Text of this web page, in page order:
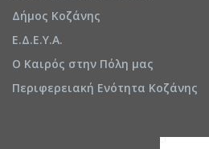
Δήμος Κοζάνης
Ε.Δ.Ε.Υ.Α.
Ο Καιρός στην Πόλη μας
Περιφερειακή Ενότητα Κοζάνης